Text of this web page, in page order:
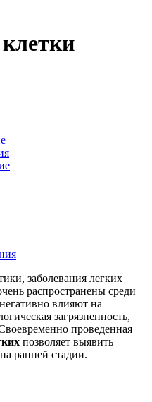
заболевания легких
распространены среди
влияют на
загрязненность,
проведенная
позволяет выявить
ранней стадии.